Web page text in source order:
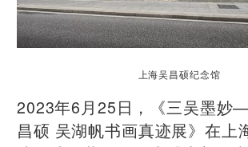
上海吴昌硕纪念馆
2023年6月25日，《三吴墨
昌硕 吴湖帆书画真迹展》在上